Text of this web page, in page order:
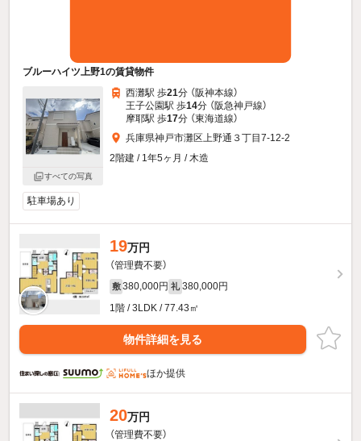
ブルーハイツ上野1の賃貸物件
すべての写真
西灘駅 歩21分 （阪神本線）
王子公園駅 歩14分 （阪急神戸線）
摩耶駅 歩17分 （東海道線）
兵庫県神戸市灘区上野通３丁目7-12-2
2階建 / 1年5ヶ月 / 木造
駐車場あり
19万円
（管理費不要）
敷 380,000円 礼 380,000円
1階 / 3LDK / 77.43㎡
物件詳細を見る
ほか提供
20万円
（管理費不要）